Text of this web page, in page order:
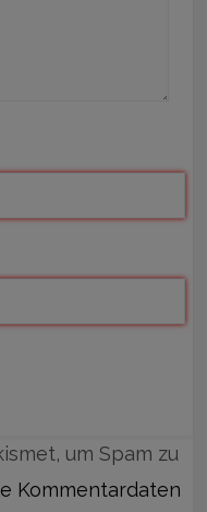
um Spam zu
Kommentardaten